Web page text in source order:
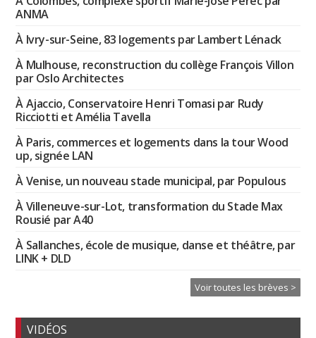
ANMA
À Ivry-sur-Seine, 83 logements par Lambert Lénack
À Mulhouse, reconstruction du collège François Villon
par Oslo Architectes
À Ajaccio, Conservatoire Henri Tomasi par Rudy
Ricciotti et Amélia Tavella
À Paris, commerces et logements dans la tour Wood
up, signée LAN
À Venise, un nouveau stade municipal, par Populous
À Villeneuve-sur-Lot, transformation du Stade Max
Rousié par A40
À Sallanches, école de musique, danse et théâtre, par
LINK + DLD
Voir toutes les brèves >
VIDÉOS